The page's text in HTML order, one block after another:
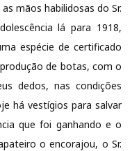
mãos habilidosas do Sr.
lá para 1918,
espécie de certificado
de botas, com o
dedos, nas condições
há vestígios para salvar
que foi ganhando e o
o encorajou, o Sr.